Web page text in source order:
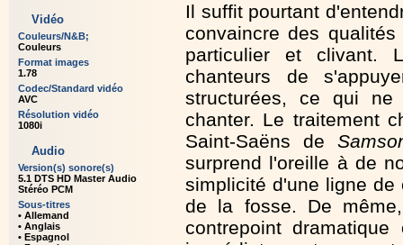
Vidéo
Couleurs/N&B;
Couleurs
Format images
1.78
Codec/Standard vidéo
AVC
Résolution vidéo
1080i
Audio
Version(s) sonore(s)
5.1 DTS HD Master Audio
Stéréo PCM
Sous-titres
• Allemand
• Anglais
• Espagnol
Il suffit pourtant
convaincre des
particulier et clivant.
chanteurs de
structurées, ce qui ne
chanter. Le traitement
Saint-Saëns de
surprend l'oreille à de
simplicité d'une ligne de
de la fosse. De
contrepoint